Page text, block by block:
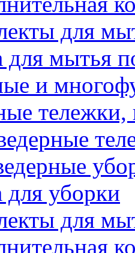
для
для мытья
и
тележки,
для уборки
для